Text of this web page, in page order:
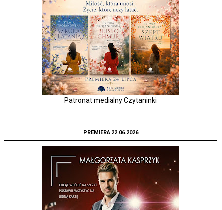
Patronat medialny Czytaninki
PREMIERA 22.06.2026